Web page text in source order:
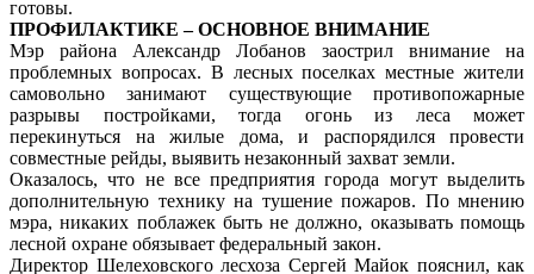
готовы.
ПРОФИЛАКТИКЕ – ОСНОВНОЕ ВНИМАНИЕ
Мэр района Александр Лобанов заострил внимание на
проблемных вопросах. В лесных поселках местные жители
самовольно занимают существующие противопожарные
разрывы постройками, тогда огонь из леса может
перекинуться на жилые дома, и распорядился провести
совместные рейды, выявить незаконный захват земли.
Оказалось, что не все предприятия города могут выделить
дополнительную технику на тушение пожаров. По мнению
мэра, никаких поблажек быть не должно, оказывать помощь
лесной охране обязывает федеральный закон.
Директор Шелеховского лесхоза Сергей Майок пояснил, как